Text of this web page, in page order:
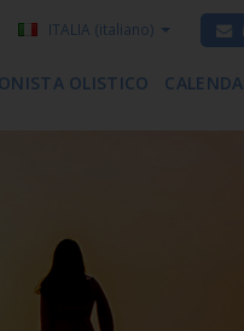
ITALIA (italiano)
OLISTICO